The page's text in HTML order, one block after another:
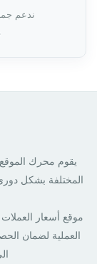
ندعم
يقوم محرك
المختلفة بشكل
موقع أسعار
العملية لضمان